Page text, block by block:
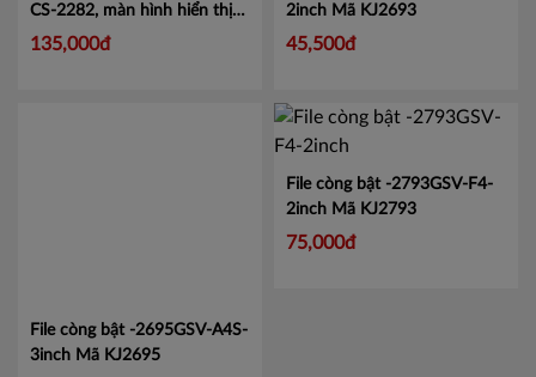
CS-2282, màn hình hiển thị
lớn tiện lợi.
135,000đ
2inch Mã KJ2693
45,500đ
File còng bật -2695GSV-A4S-
3inch Mã KJ2695
File còng bật -2793GSV-F4-
2inch Mã KJ2793
75,000đ